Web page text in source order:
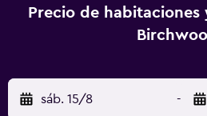
canales digitales de suscripción.
de albornoces, artículos de
nuestro acceso a Internet wifi
más). Los servicios para las
Precio de habitaciones
sáb. 15/8 -